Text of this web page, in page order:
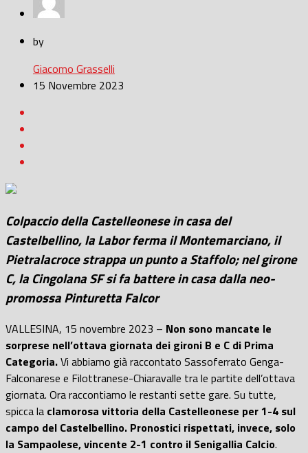
by
Giacomo Grasselli
15 Novembre 2023
Colpaccio della Castelleonese in casa del
Castelbellino, la Labor ferma il Montemarciano, il
Pietralacroce strappa un punto a Staffolo; nel girone
C, la Cingolana SF si fa battere in casa dalla neo-
promossa Pinturetta Falcor
VALLESINA, 15 novembre 2023 – Non sono mancate le
sorprese nell’ottava giornata dei gironi B e C di Prima
Categoria.Vi abbiamo già raccontato Sassoferrato Genga-
Falconarese e Filottranese-Chiaravalle tra le partite dell’ottava
giornata. Ora raccontiamo le restanti sette gare. Su tutte,
spicca la clamorosa vittoria della Castelleonese per 1-4 sul
campo del Castelbellino. Pronostici rispettati, invece, solo
la Sampaolese, vincente 2-1 contro il Senigallia Calcio.